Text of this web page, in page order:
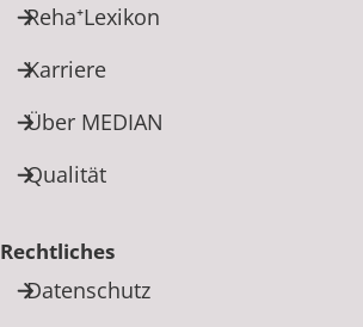
Reha⁺Lexikon
Karriere
Über MEDIAN
Qualität
Rechtliches
Datenschutz